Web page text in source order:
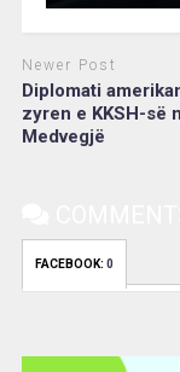
Newer Post
Diplomati
zyren e KKSH-së
Medvegjë
FACEBOOK: 0